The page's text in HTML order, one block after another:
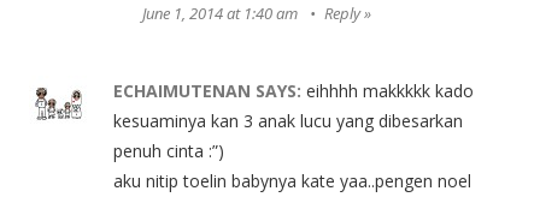
June 1, 2014 at 1:40 am Reply
ECHAIMUTENAN SAYS: eihhhh makkkkk kado
kesuaminya kan 3 anak lucu yang dibesarkan
penuh cinta :”)
aku nitip toelin babynya kate yaa..pengen noel